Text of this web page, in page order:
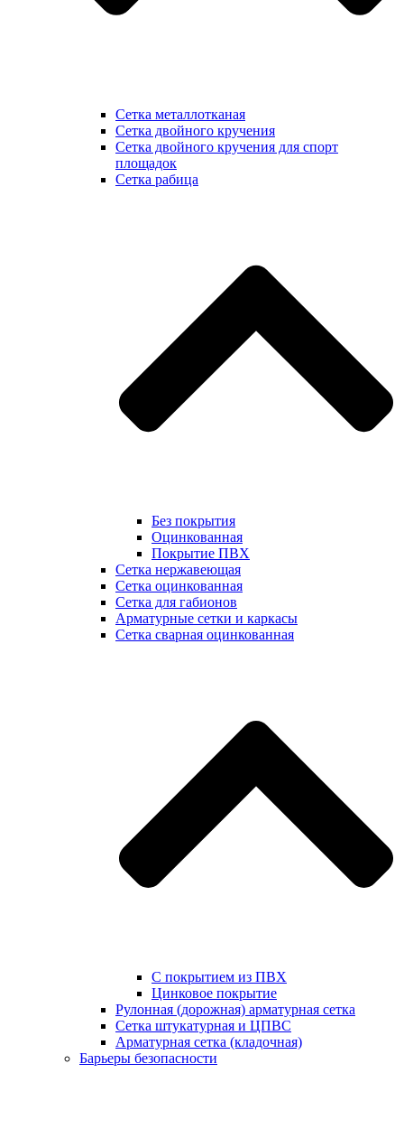
Сетка металлотканая
Сетка двойного кручения
Сетка двойного кручения для спорт
площадок
Сетка рабица
Без покрытия
Оцинкованная
Покрытие ПВХ
Сетка нержавеющая
Сетка оцинкованная
Сетка для габионов
Арматурные сетки и каркасы
Сетка сварная оцинкованная
С покрытием из ПВХ
Цинковое покрытие
Рулонная (дорожная) арматурная сетка
Сетка штукатурная и ЦПВС
Арматурная сетка (кладочная)
Барьеры безопасности